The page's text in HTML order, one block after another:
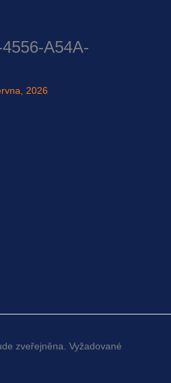
A54A-
2026
zveřejněna. Vyžadované